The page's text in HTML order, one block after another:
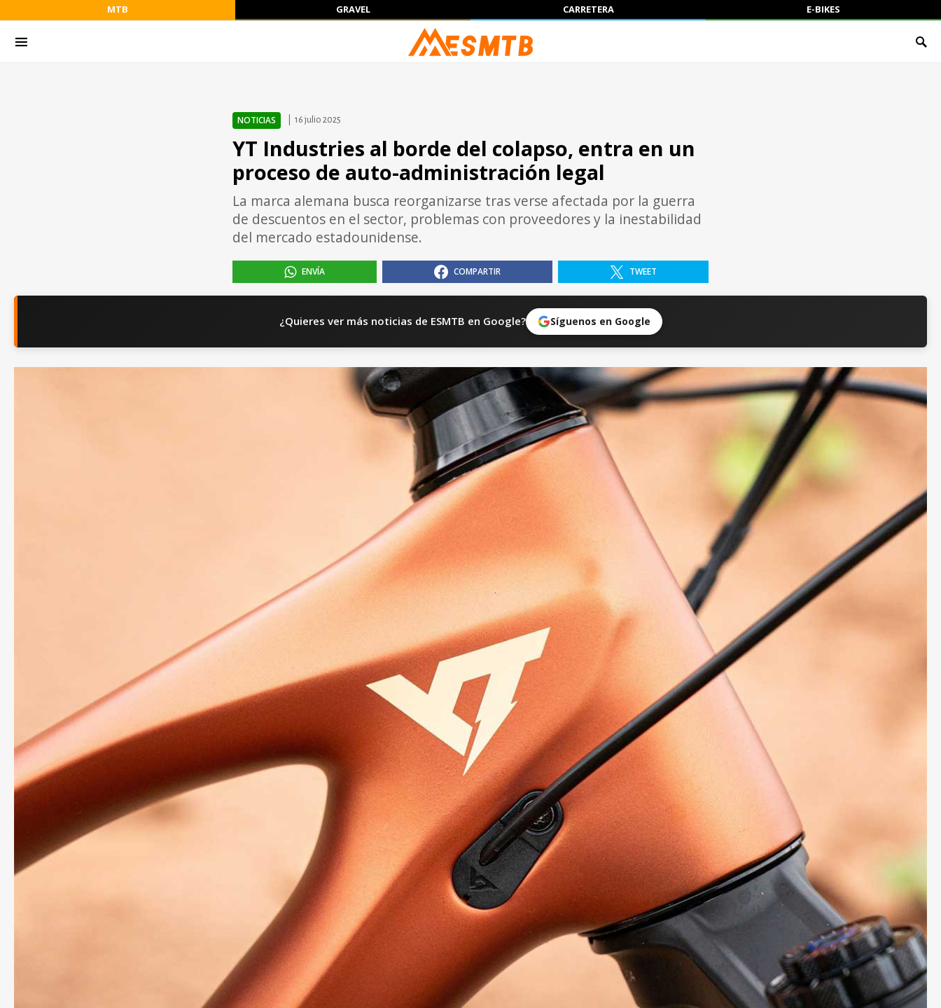
MTB GRAVEL CARRETERA E-BIKES
NOTICIAS 16 julio 2025
YT Industries al borde del colapso, entra en un
proceso de auto-administración legal
La marca alemana busca reorganizarse tras verse afectada por la guerra
de descuentos en el sector, problemas con proveedores y la inestabilidad
del mercado estadounidense.
ENVÍA COMPARTIR TWEET
¿Quieres ver más noticias de ESMTB en Google? Síguenos en Google